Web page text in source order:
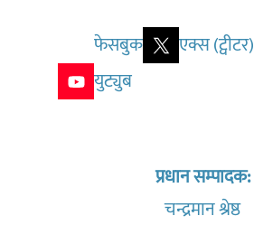
फेसबुक एक्स (ट्वीटर)
युट्युब
प्रधान सम्पादक:
चन्द्रमान श्रेष्ठ